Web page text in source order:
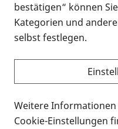
Alle
Formaten an einem
Sie möchten wissen,
suchen und dieses
können? Schauen Sie
Thema Infomaterial
für blinde und
bestätigen“ können
Kategorien und
selbst festlegen.
Weitere Informationen
Cookie-Einstellungen